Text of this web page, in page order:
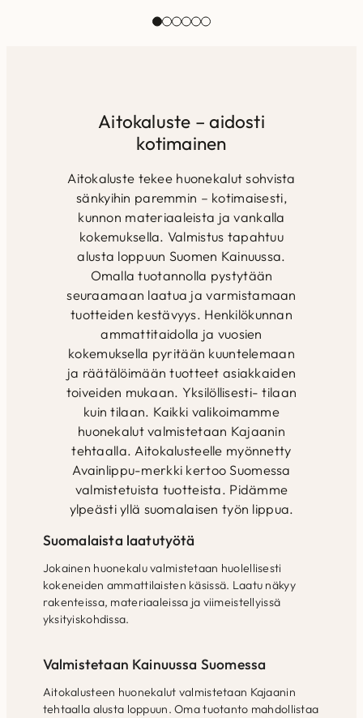
Valmistettu Suomessa.
yksittäispakattu
pussijousisto…
Aitokaluste – aidosti
kotimainen
Aitokaluste tekee huonekalut sohvista
sänkyihin paremmin – kotimaisesti,
kunnon materiaaleista ja vankalla
kokemuksella. Valmistus tapahtuu
alusta loppuun Suomen Kainuussa.
Omalla tuotannolla pystytään
seuraamaan laatua ja varmistamaan
tuotteiden kestävyys. Henkilökunnan
ammattitaidolla ja vuosien
kokemuksella pyritään kuuntelemaan
ja räätälöimään tuotteet asiakkaiden
toiveiden mukaan. Yksilöllisesti- tilaan
kuin tilaan. Kaikki valikoimamme
huonekalut valmistetaan Kajaanin
tehtaalla. Aitokalusteelle myönnetty
Avainlippu-merkki kertoo Suomessa
valmistetuista tuotteista. Pidämme
ylpeästi yllä suomalaisen työn lippua.
Suomalaista laatutyötä
Jokainen huonekalu valmistetaan huolellisesti
kokeneiden ammattilaisten käsissä. Laatu näkyy
rakenteissa, materiaaleissa ja viimeistellyissä
yksityiskohdissa.
Valmistetaan Kainuussa Suomessa
Aitokalusteen huonekalut valmistetaan Kajaanin
tehtaalla alusta loppuun. Oma tuotanto mahdollistaa